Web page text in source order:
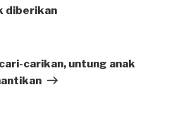
diberikan
carikan, untung anak